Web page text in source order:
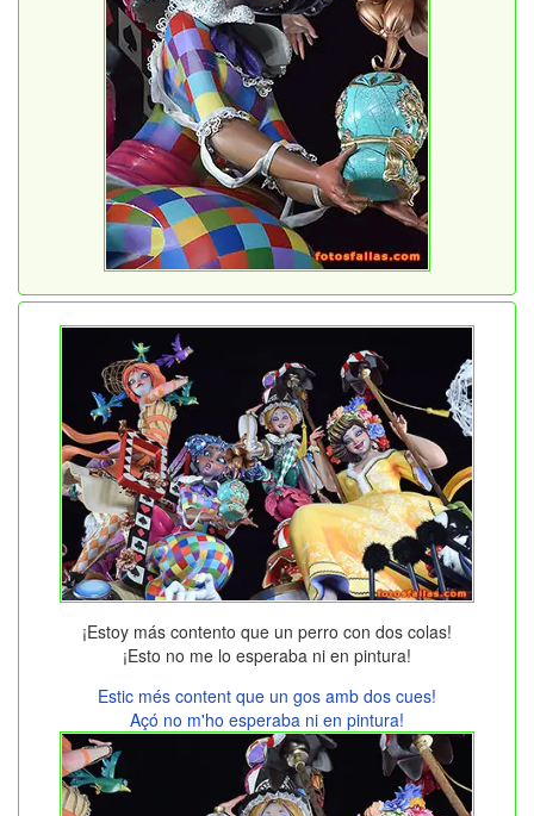
¡Estoy más contento que un perro con dos colas!
¡Esto no me lo esperaba ni en pintura!
Estic més content que un gos amb dos cues!
Açó no m'ho esperaba ni en pintura!